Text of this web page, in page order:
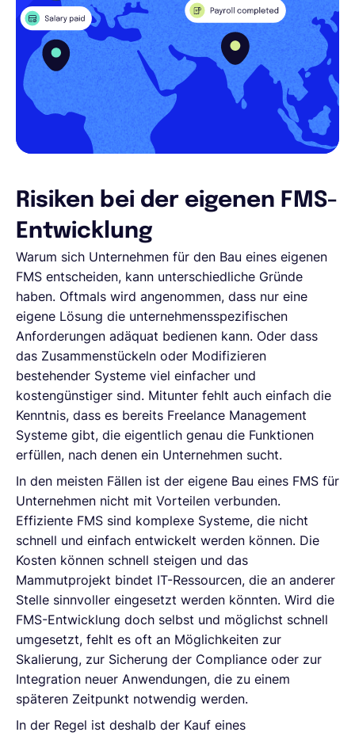
Risiken bei der eigenen FMS-
Entwicklung
Warum sich Unternehmen für den Bau eines eigenen
FMS entscheiden, kann unterschiedliche Gründe
haben. Oftmals wird angenommen, dass nur eine
eigene Lösung die unternehmensspezifischen
Anforderungen adäquat bedienen kann. Oder dass
das Zusammenstückeln oder Modifizieren
bestehender Systeme viel einfacher und
kostengünstiger sind. Mitunter fehlt auch einfach die
Kenntnis, dass es bereits Freelance Management
Systeme gibt, die eigentlich genau die Funktionen
erfüllen, nach denen ein Unternehmen sucht.
In den meisten Fällen ist der eigene Bau eines FMS für
Unternehmen nicht mit Vorteilen verbunden.
Effiziente FMS sind komplexe Systeme, die nicht
schnell und einfach entwickelt werden können. Die
Kosten können schnell steigen und das
Mammutprojekt bindet IT-Ressourcen, die an anderer
Stelle sinnvoller eingesetzt werden könnten. Wird die
FMS-Entwicklung doch selbst und möglichst schnell
umgesetzt, fehlt es oft an Möglichkeiten zur
Skalierung, zur Sicherung der Compliance oder zur
Integration neuer Anwendungen, die zu einem
späteren Zeitpunkt notwendig werden.
In der Regel ist deshalb der Kauf eines